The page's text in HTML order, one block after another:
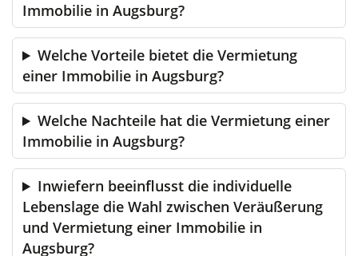
Immobilie in Augsburg?
Welche Vorteile bietet die Vermietung
einer Immobilie in Augsburg?
Welche Nachteile hat die Vermietung einer
Immobilie in Augsburg?
Inwiefern beeinflusst die individuelle
Lebenslage die Wahl zwischen Veräußerung
und Vermietung einer Immobilie in
Augsburg?